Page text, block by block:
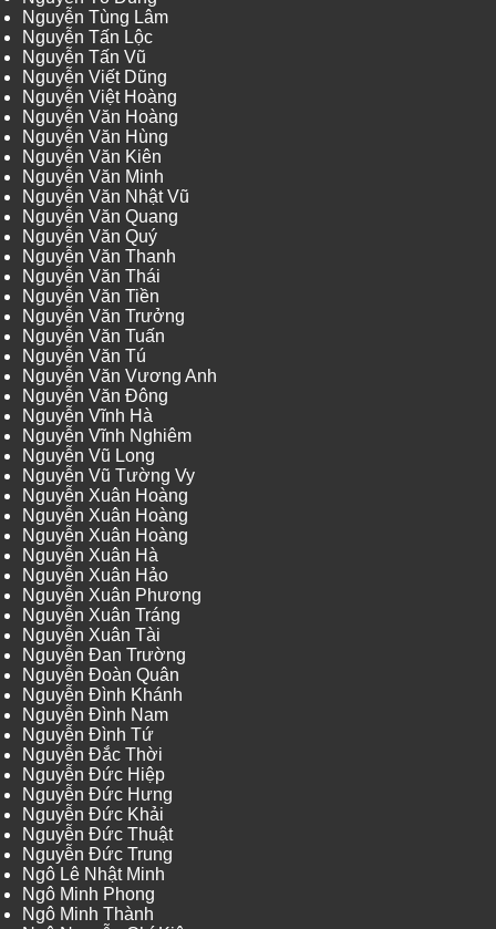
Nguyễn Tùng Lâm
Nguyễn Tấn Lộc
Nguyễn Tấn Vũ
Nguyễn Viết Dũng
Nguyễn Việt Hoàng
Nguyễn Văn Hoàng
Nguyễn Văn Hùng
Nguyễn Văn Kiên
Nguyễn Văn Minh
Nguyễn Văn Nhật Vũ
Nguyễn Văn Quang
Nguyễn Văn Quý
Nguyễn Văn Thanh
Nguyễn Văn Thái
Nguyễn Văn Tiền
Nguyễn Văn Trưởng
Nguyễn Văn Tuấn
Nguyễn Văn Tú
Nguyễn Văn Vương Anh
Nguyễn Văn Đông
Nguyễn Vĩnh Hà
Nguyễn Vĩnh Nghiêm
Nguyễn Vũ Long
Nguyễn Vũ Tường Vy
Nguyễn Xuân Hoàng
Nguyễn Xuân Hoàng
Nguyễn Xuân Hoàng
Nguyễn Xuân Hà
Nguyễn Xuân Hảo
Nguyễn Xuân Phương
Nguyễn Xuân Tráng
Nguyễn Xuân Tài
Nguyễn Đan Trường
Nguyễn Đoàn Quân
Nguyễn Đình Khánh
Nguyễn Đình Nam
Nguyễn Đình Tứ
Nguyễn Đắc Thời
Nguyễn Đức Hiệp
Nguyễn Đức Hưng
Nguyễn Đức Khải
Nguyễn Đức Thuật
Nguyễn Đức Trung
Ngô Lê Nhật Minh
Ngô Minh Phong
Ngô Minh Thành